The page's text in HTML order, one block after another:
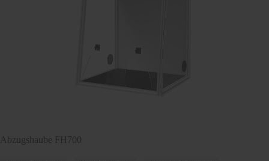
Abzugshaube FH700